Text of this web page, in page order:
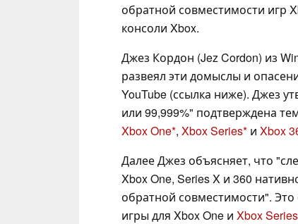
обратной совместимости игр
консоли Xbox.
Джез Кордон (Jez Cordon) из
развеял эти домыслы и
YouTube (ссылка ниже). Джез
или 99,999%" подтверждена
Xbox One , Xbox Series и Xbox
Далее Джез объясняет, что
Xbox One, Series X и 360
обратной совместимости". Это
игры для Xbox One и Xbox